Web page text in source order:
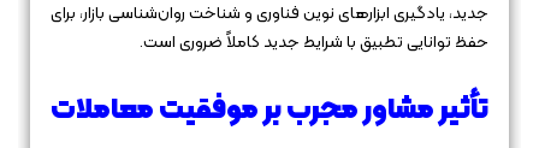
جدید، یادگیری ابزارهای نوین فناوری و شناخت روان‌شناسی بازار، برای
حفظ توانایی تطبیق با شرایط جدید کاملاً ضروری است.
تأثیر مشاور مجرب بر موفقیت معاملات